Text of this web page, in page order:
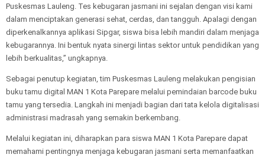
Puskesmas Lauleng. Tes kebugaran jasmani ini sejalan dengan visi kami
dalam menciptakan generasi sehat, cerdas, dan tangguh. Apalagi dengan
diperkenalkannya aplikasi Sipgar, siswa bisa lebih mandiri dalam menjaga
kebugarannya. Ini bentuk nyata sinergi lintas sektor untuk pendidikan yang
lebih berkualitas,” ungkapnya.
Sebagai penutup kegiatan, tim Puskesmas Lauleng melakukan pengisian
buku tamu digital MAN 1 Kota Parepare melalui pemindaian barcode buku
tamu yang tersedia. Langkah ini menjadi bagian dari tata kelola digitalisasi
administrasi madrasah yang semakin berkembang.
Melalui kegiatan ini, diharapkan para siswa MAN 1 Kota Parepare dapat
memahami pentingnya menjaga kebugaran jasmani serta memanfaatkan